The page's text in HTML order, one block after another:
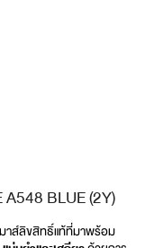
BLUE (2Y)
าส์ลิขสิทธิ์แท้ที่มาพร้อม